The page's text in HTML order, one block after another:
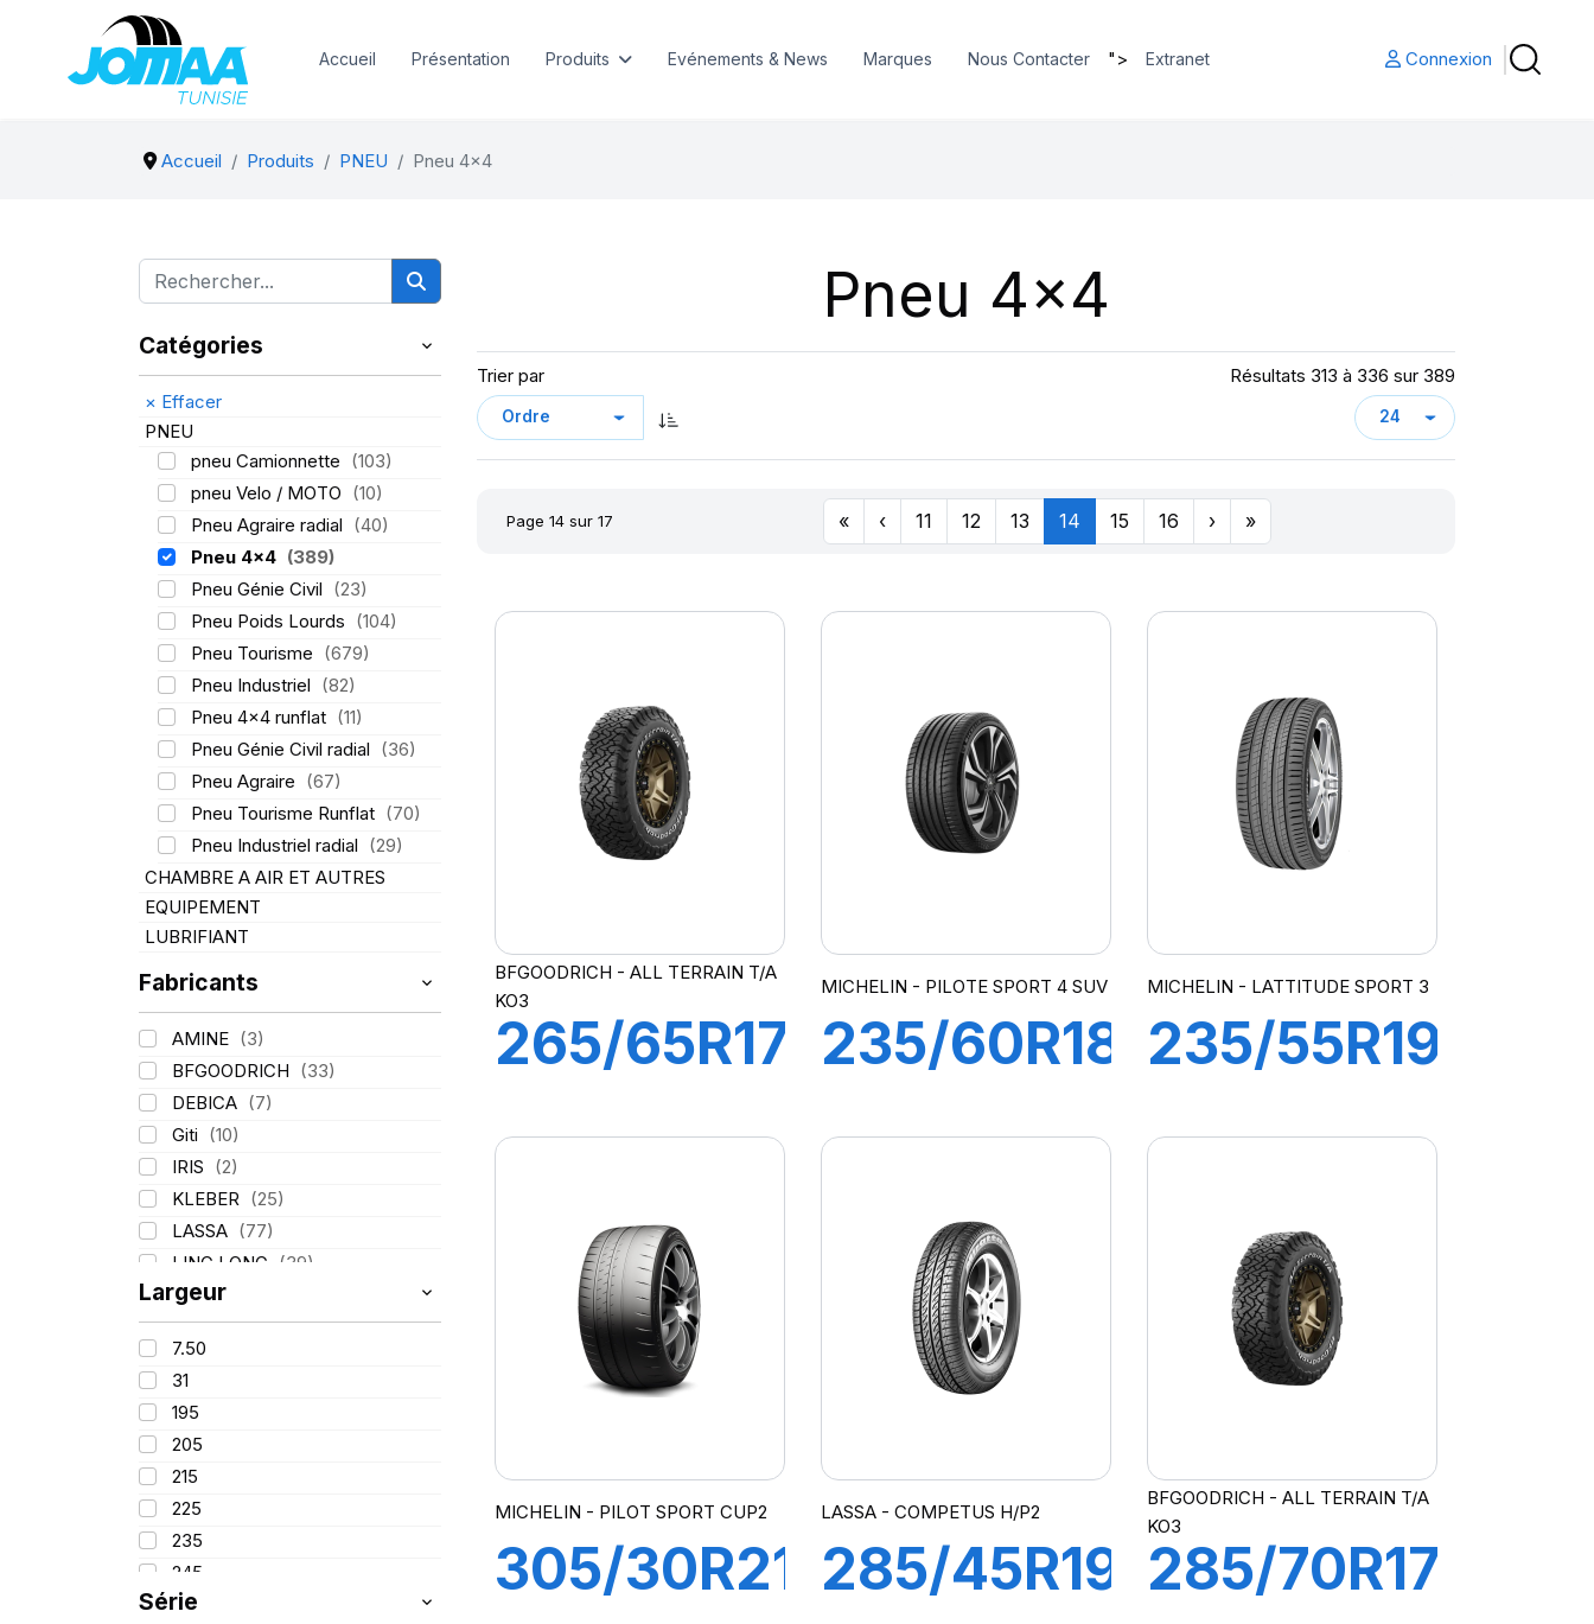
Accueil Présentation Produits Evénements & News Marques Nous Contacter "> Extranet Connexion
Accueil Produits PNEU Pneu 4x4
Catégories
× Effacer
PNEU
pneu Camionnette (103)
pneu Velo / MOTO (10)
Pneu Agraire radial (40)
Pneu 4x4 (389)
Pneu Génie Civil (23)
Pneu Poids Lourds (104)
Pneu Tourisme (679)
Pneu Industriel (82)
Pneu 4x4 runflat (11)
Pneu Génie Civil radial (36)
Pneu Agraire (67)
Pneu Tourisme Runflat (70)
Pneu Industriel radial (29)
CHAMBRE A AIR ET AUTRES
EQUIPEMENT
LUBRIFIANT
Fabricants
AMINE (3)
BFGOODRICH (33)
DEBICA (7)
Giti (10)
IRIS (2)
KLEBER (25)
LASSA (77)
LING LONG
(39)
MICHELIN
PIRELLI (110)
TIGAR
Largeur
7.50
31
195
205
215
225
235
245
255
Série
Pneu 4x4
Trier par Résultats 313 à 336 sur 389
Page 14 sur 17 « ‹ 11 12 13 14 15 16 › »
BFGOODRICH - ALL TERRAIN T/A
KO3
265/65R17
KO3 LRD -
RWL-
MICHELIN - PILOTE SPORT 4 SUV
235/60R18
SPORT 4
SUV
MICHELIN - LATTITUDE SPORT 3
235/55R19
SPORT 3
(AO)
MICHELIN - PILOT SPORT CUP2
305/30R21
LASSA - COMPETUS H/P2
285/45R19
BFGOODRICH - ALL TERRAIN T/A
KO3
285/70R17